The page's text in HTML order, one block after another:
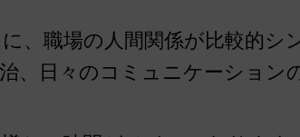
、職場の人間関係が比較的
、日々のコミュニケーション